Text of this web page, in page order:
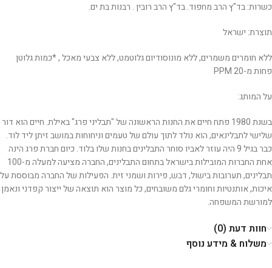
כשרות: בד"ץ הרב מחפוד. בד"ץ הרב רובין . רבנות בת ים.
תוצרת: ישראל
ללא חומרים משמרים, ללא מונוסודיום גלוטמט, ללא צבעי מאכל , *כמות גלוטן
פחות מ-20 PPM
על המותג:
בשנת 1980 פתח חיים את החנות הראשונה של "תבליני פרג" באילת. חיים הוא דור
שלישי לתבלינאים, הוא נולד לתוך עולם של טעמים וניחוחות במושב זיתן ליד לוד.
כבר בגיל 9 היה עוזר לאביו סוחר התבלינים בחנות שלו בלוד. כיום חברת פרג הינה
אחת החברות המובילות בישראל בתחום התבלינים, החברה מציעה למעלה מ-100
תבלינים, תערובות בישול, דבש, פירות ושמני זית. הפעילות של החברה מבוססת על
איכות, אותנטיות וחומרי גלם משובחים, כל מוצר הוא תוצאה של ייצור קפדני ונאמן
למורשת המשפחה.
חוות דעת (0)
משלוח & מידע נוסף